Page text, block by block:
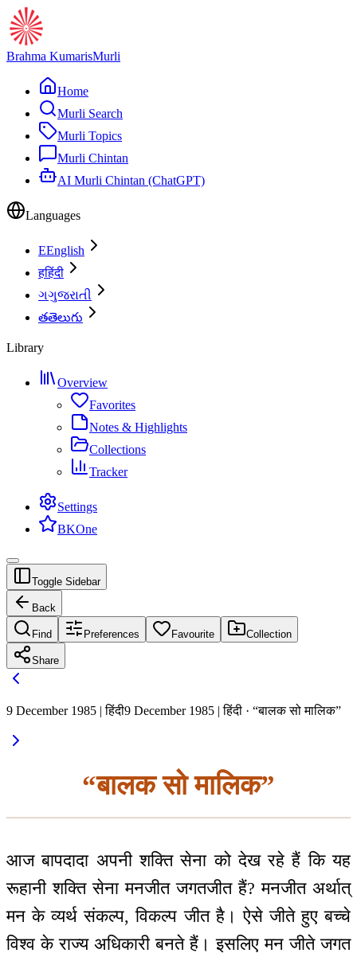
Brahma KumarisMurli
Home
Murli Search
Murli Topics
Murli Chintan
AI Murli Chintan (ChatGPT)
Languages
EEnglish
हहिंदी
ગગુજરાતી
తతెలుగు
Library
Overview
Favorites
Notes & Highlights
Collections
Tracker
Settings
BKOne
Toggle Sidebar
Back
Find Preferences Favourite Collection
Share
9 December 1985 | हिंदी9 December 1985 | हिंदी · “बालक सो मालिक”
“बालक सो मालिक”
आज बापदादा अपनी शक्ति सेना को देख रहे हैं कि यह
रूहानी शक्ति सेना मनजीत जगतजीत हैं? मनजीत अर्थात्
मन के व्यर्थ संकल्प, विकल्प जीत है। ऐसे जीते हुए बच्चे
विश्व के राज्य अधिकारी बनते हैं। इसलिए मन जीते जगत